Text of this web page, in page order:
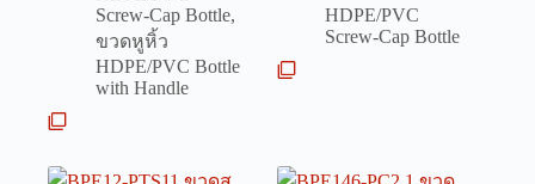
Screw-Cap Bottle,
ขวดหูหิ้ว
HDPE/PVC Bottle
with Handle
HDPE/PVC
Screw-Cap Bottle